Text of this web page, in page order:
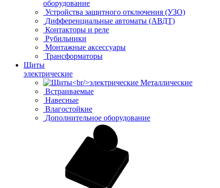
оборудование
Устройства защитного отключения (УЗО)
Дифференциальные автоматы (АВДТ)
Контакторы и реле
Рубильники
Монтажные аксессуары
Трансформаторы
Щиты
электрические
Металлические
Встраиваемые
Навесные
Влагостойкие
Дополнительное оборудование